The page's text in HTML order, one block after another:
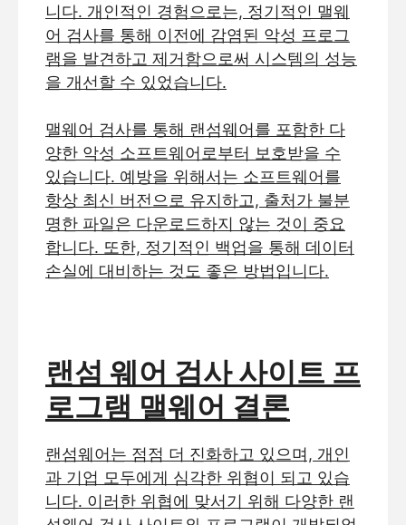
니다. 개인적인 경험으로는, 정기적인 맬웨
어 검사를 통해 이전에 감염된 악성 프로그
램을 발견하고 제거함으로써 시스템의 성능
을 개선할 수 있었습니다.
맬웨어 검사를 통해 랜섬웨어를 포함한 다
양한 악성 소프트웨어로부터 보호받을 수
있습니다. 예방을 위해서는 소프트웨어를
항상 최신 버전으로 유지하고, 출처가 불분
명한 파일은 다운로드하지 않는 것이 중요
합니다. 또한, 정기적인 백업을 통해 데이터
손실에 대비하는 것도 좋은 방법입니다.
랜섬 웨어 검사 사이트 프
로그램 맬웨어 결론
랜섬웨어는 점점 더 진화하고 있으며, 개인
과 기업 모두에게 심각한 위협이 되고 있습
니다. 이러한 위협에 맞서기 위해 다양한 랜